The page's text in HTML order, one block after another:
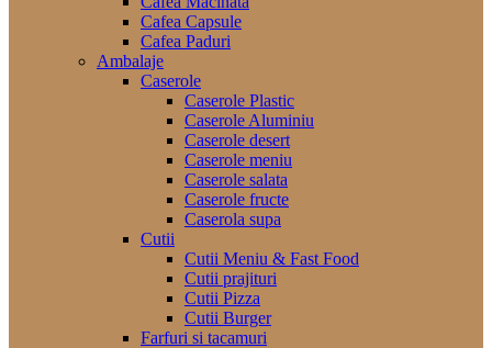
Cafea Capsule
Cafea Paduri
Ambalaje
Caserole
Caserole Plastic
Caserole Aluminiu
Caserole desert
Caserole meniu
Caserole salata
Caserole fructe
Caserola supa
Cutii
Cutii Meniu & Fast Food
Cutii prajituri
Cutii Pizza
Cutii Burger
Farfuri si tacamuri